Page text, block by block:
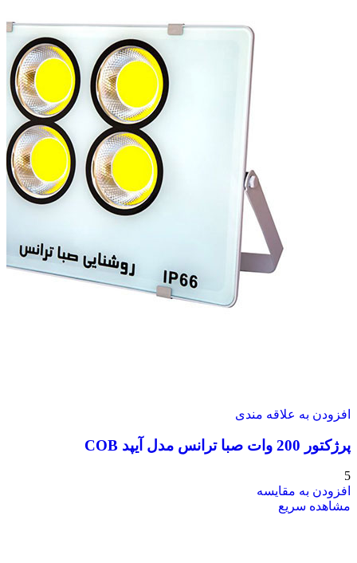
افزودن به علاقه مندی
پرژکتور 200 وات صبا ترانس مدل آیپد COB
5
افزودن به مقایسه
مشاهده سریع